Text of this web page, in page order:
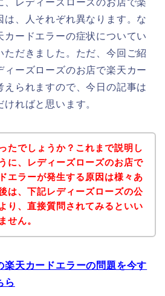
は、人それぞれ異なります。な
カードエラーの症状についてい
ただきました。ただ、今回ご紹
ィーズローズのお店で楽天カー
えられますので、今日の記事は
ればと思います。
たでしょうか？これまで説明し
に、レディーズローズのお店で
エラーが発生する原因は様々あ
は、下記レディーズローズの公
り、直接質問されてみるといい
せん。
楽天カードエラーの問題を今す
ら